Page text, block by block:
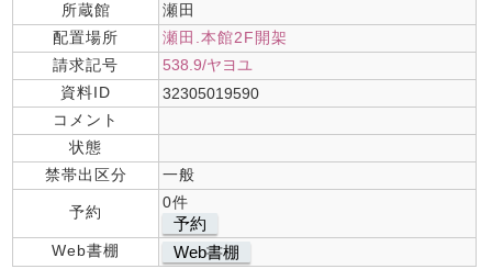
所蔵館
瀬田
配置場所
瀬田.本館2F開架
請求記号
538.9/ヤヨユ
資料ID
32305019590
コメント
状態
禁帯出区分
一般
予約
0件
予約
Web書棚 Web書棚